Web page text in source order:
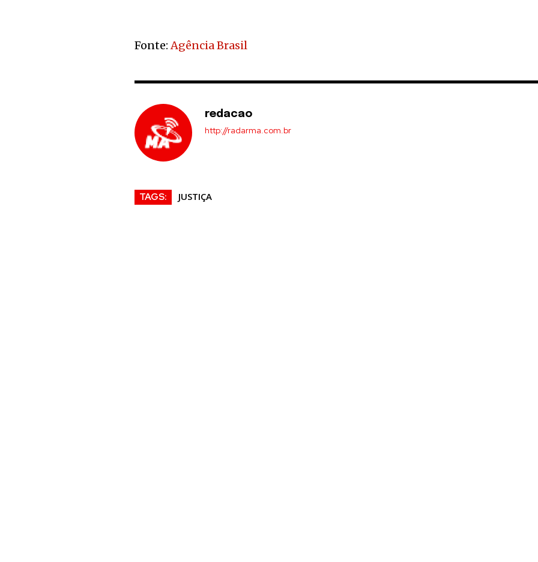
Fonte:Agência Brasil
redacao
http://radarma.com.br
TAGS: JUSTIÇA